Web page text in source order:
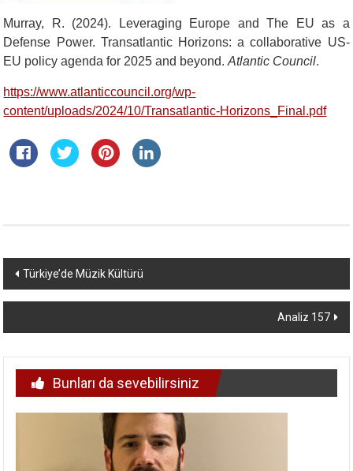
Murray, R. (2024). Leveraging Europe and The EU as a
Defense Power. Transatlantic Horizons: a collaborative US-
EU policy agenda for 2025 and beyond. Atlantic Council.
https://www.atlanticcouncil.org/wp-
content/uploads/2024/10/Transatlantic-Horizons_Final.pdf
Yazı
dolaşımı
Türkiye’de Müzik Kültürü
Analiz 157
Bunları da sevebilirsiniz